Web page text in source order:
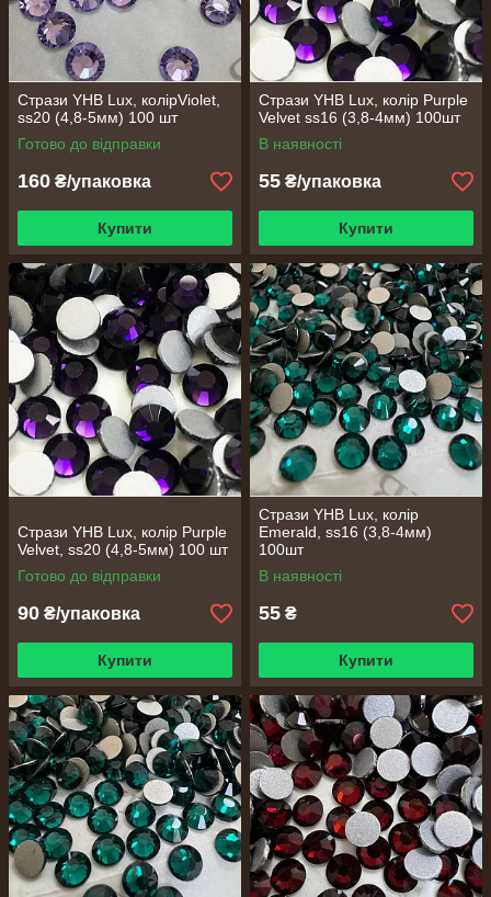
Стрази YHB Lux, колірViolet,
ss20 (4,8-5мм) 100 шт
Готово до відправки
160 ₴/упаковка
Купити
Стрази YHB Lux, колір Purple
Velvet ss16 (3,8-4мм) 100шт
В наявності
55 ₴/упаковка
Купити
Стрази YHB Lux, колір Purple
Velvet, ss20 (4,8-5мм) 100 шт
Готово до відправки
90 ₴/упаковка
Купити
Стрази YHB Lux, колір
Emerald, ss16 (3,8-4мм)
100шт
В наявності
55 ₴
Купити